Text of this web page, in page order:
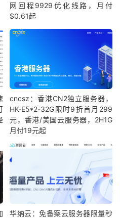
网回程9929优化线路，月付
$0.61起
cncsz：香港CN2独立服务器，
HK-E5*2-32G限时9折首月299
元，香港/美国云服务器，2H1G
月付19元起
华纳云：免备案云服务器限量秒